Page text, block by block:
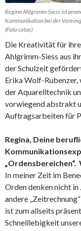
Regina Ahlgrimm-Siess ist
Kommunikation bei der
(Foto cotas)
Die Kreativität für
Ahlgrimm-Siess aus
der Schulzeit
Erika Wolf-Rubenzer,
der Aquarelltechnik
vorwiegend abstrakt
Auftragsarbeiten für
Regina, Deine
In meiner Zeit im
Orden denken nicht in
andere
ist zum allseits
Schnelllebigkeit